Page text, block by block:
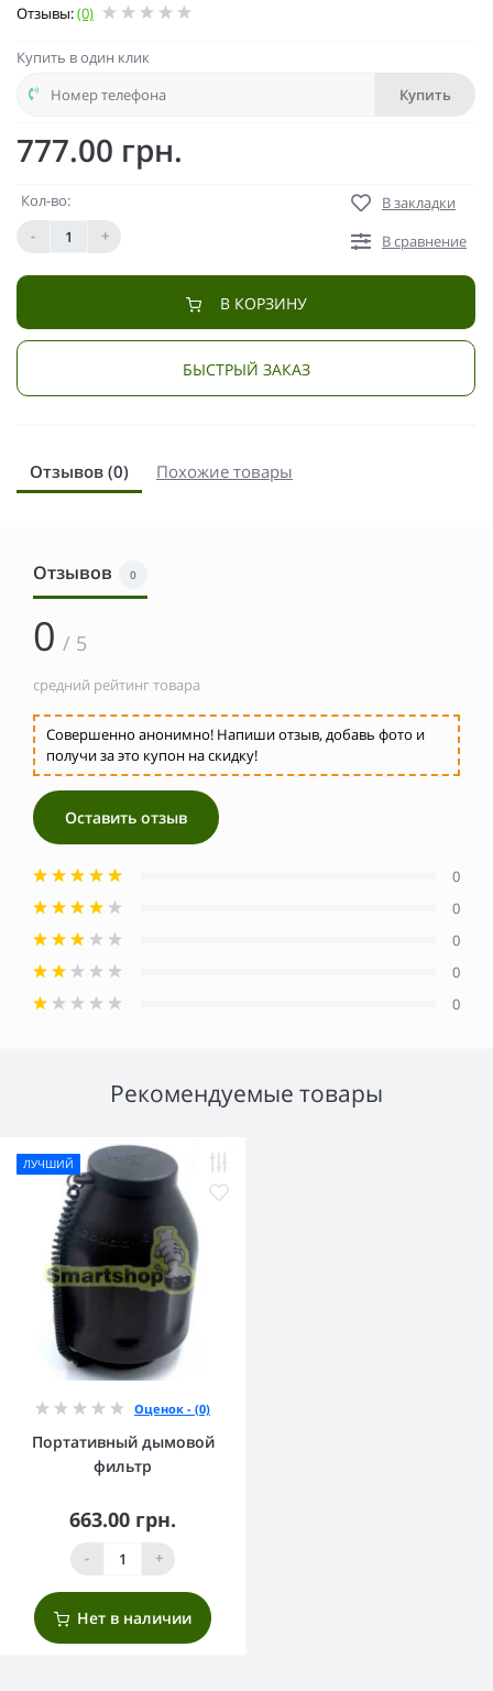
Отзывы:(0)
Купить в один клик
Купить
777.00 грн.
Кол-во:
-
+
В закладки
В сравнение
В КОРЗИНУ
БЫСТРЫЙ ЗАКАЗ
Отзывов (0) Похожие товары
Отзывов 0
0 / 5
средний рейтинг товара
Совершенно анонимно! Напиши отзыв, добавь фото и
получи за это купон на скидку!
Оставить отзыв
0
0
0
0
0
Рекомендуемые товары
ЛУЧШИЙ
Оценок - (0)
Портативный дымовой
фильтр
663.00 грн.
- +
Нет в наличии